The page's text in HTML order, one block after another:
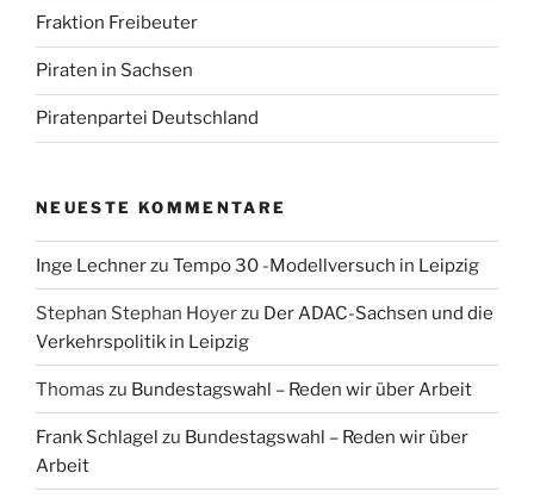
Fraktion Freibeuter
Piraten in Sachsen
Piratenpartei Deutschland
NEUESTE KOMMENTARE
Inge Lechnerzu Tempo 30 -Modellversuch in Leipzig
Stephan Stephan Hoyerzu Der ADAC-Sachsen und die
Verkehrspolitik in Leipzig
Thomas zu Bundestagswahl – Reden wir über Arbeit
Frank Schlagel zu Bundestagswahl – Reden wir über
Arbeit